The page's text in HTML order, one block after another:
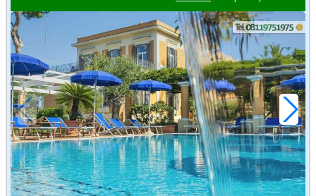
settembre
in offerta da
€92,86
a notte